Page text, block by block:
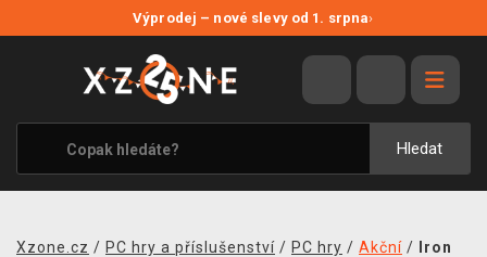
Výprodej – nové slevy od 1. srpna›
Hledat
VÝPRODEJ
VIDEOHRY
XZONE ORIGINALS
TÉMATIKY
Xzone.cz / PC hry a příslušenství / PC hry / Akční /
Iron